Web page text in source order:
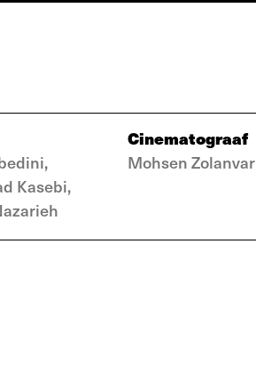
Kasebi,
Cinematograaf
Mohsen Zolanvar